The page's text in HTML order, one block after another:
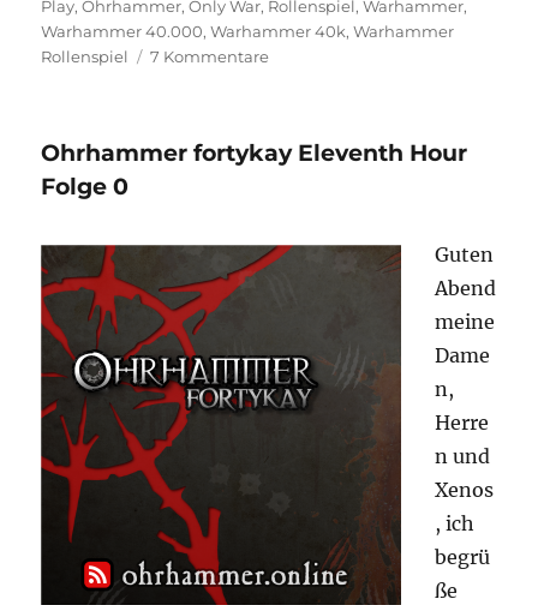
Play,Ohrhammer,Only War, Rollenspiel,Warhammer,
Warhammer 40.000,Warhammer 40k,Warhammer
Rollenspiel
7 Kommentarezu
Hour
Ohrhammer fortykay Eleventh Hour
Folge 0
Guten
Abend
meine
Dame
n,
Herre
n und
Xenos
, ich
begrü
ße